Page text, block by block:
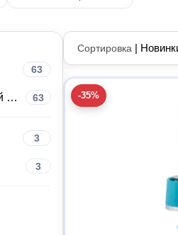
63
Товары для ванной комнаты и туалета 63
3
3
Сортировка |
-35%